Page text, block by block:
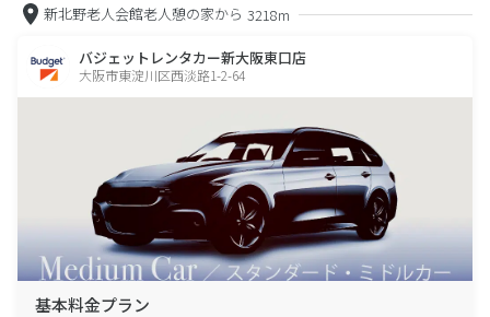
新北野老人会館老人憩の家から 3218m
バジェットレンタカー新大阪東口店
大阪市東淀川区西淡路1-2-64
基本料金プラン